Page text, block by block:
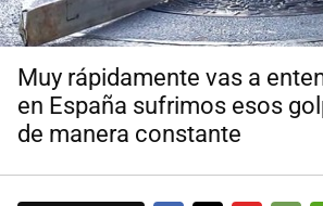
Muy rápidamente vas a
en España sufrimos esos
de manera constante